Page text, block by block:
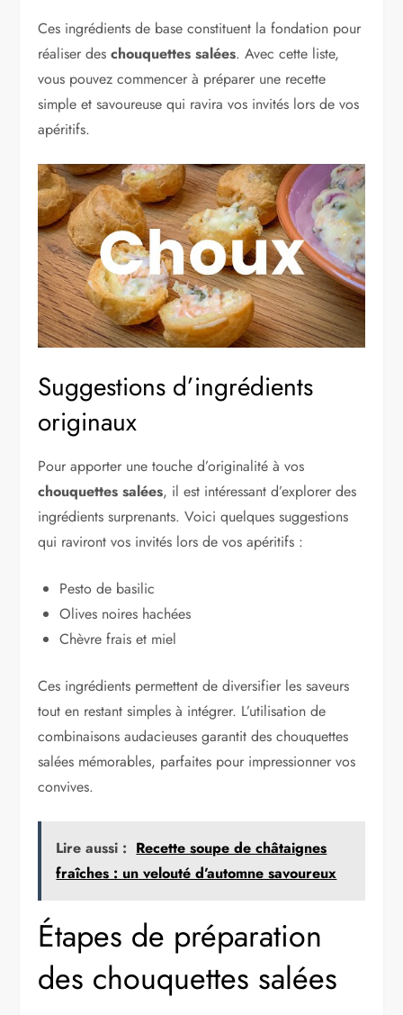
Ces ingrédients de base constituent la fondation pour
réaliser deschouquettes salées. Avec cette liste,
vous pouvez commencer à préparer une recette
simple et savoureuse qui ravira vos invités lors de vos
apéritifs.
Suggestions d’ingrédients
originaux
Pour apporter une touche d’originalité à vos
chouquettes salées, il est intéressant d’explorer des
ingrédients surprenants. Voici quelques suggestions
qui raviront vos invités lors de vos apéritifs :
Pesto de basilic
Olives noires hachées
Chèvre frais et miel
Ces ingrédients permettent de diversifier les saveurs
tout en restant simples à intégrer. L’utilisation de
combinaisons audacieuses garantit des chouquettes
salées mémorables, parfaites pour impressionner vos
convives.
Lire aussi : Recette soupe de châtaignes
fraîches : un velouté d’automne savoureux
Étapes de préparation
des chouquettes salées